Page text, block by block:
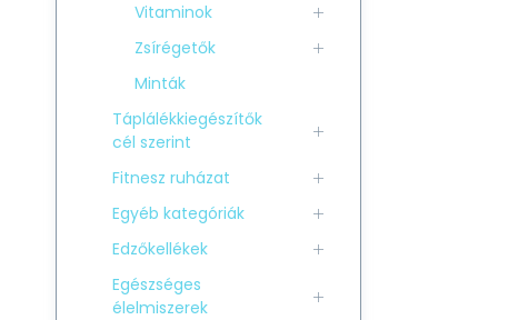
Vitaminok
Zsírégetők
Minták
Táplálékkiegészítők
cél szerint
Fitnesz ruházat
Egyéb kategóriák
Edzőkellékek
Egészséges
élelmiszerek